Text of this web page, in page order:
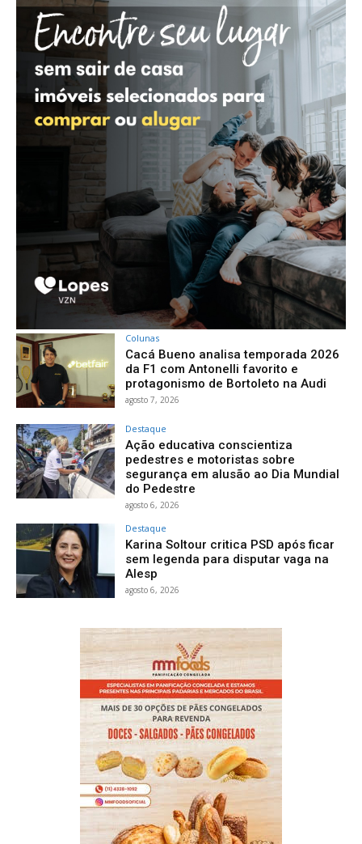
Colunas
Cacá Bueno analisa temporada 2026
da F1 com Antonelli favorito e
protagonismo de Bortoleto na Audi
agosto 7, 2026
Destaque
Ação educativa conscientiza
pedestres e motoristas sobre
segurança em alusão ao Dia Mundial
do Pedestre
agosto 6, 2026
Destaque
Karina Soltour critica PSD após ficar
sem legenda para disputar vaga na
Alesp
agosto 6, 2026